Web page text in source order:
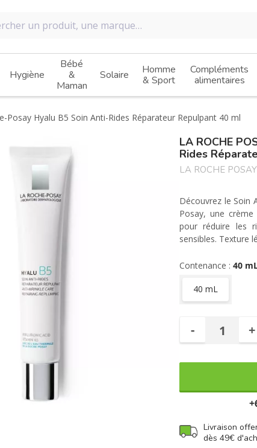
Hygiène
Bébé
&
Maman
Solaire
Homme
& Sport
Compléments
alimentaires
Posay Hyalu B5 Soin Anti-Rides Réparateur Repulpant 40 ml
LA ROCHE
Rides
LA ROCHE POSAY
Découvrez le Soin
Posay, une
pour réduire les
sensibles. Texture
Contenance : 40
40 mL
- +
Livraison
dès 49€